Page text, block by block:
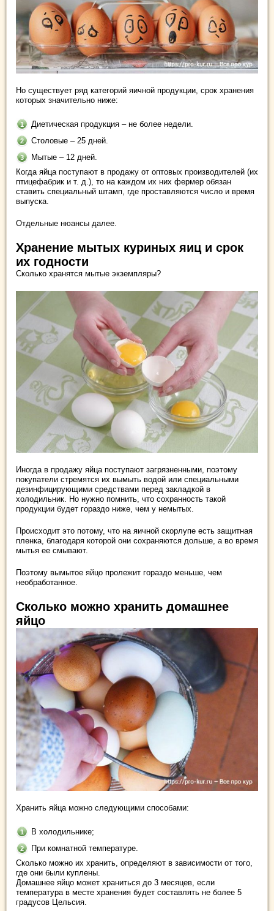
Но существует ряд категорий яичной продукции, срок хранения
которых значительно ниже:
Диетическая продукция – не более недели.
Столовые – 25 дней.
Мытые – 12 дней.
Когда яйца поступают в продажу от оптовых производителей (их
птицефабрик и т. д.), то на каждом их них фермер обязан
ставить специальный штамп, где проставляются число и время
выпуска.
Отдельные нюансы далее.
Хранение мытых куриных яиц и срок
их годности
Сколько хранятся мытые экземпляры?
Иногда в продажу яйца поступают загрязненными, поэтому
покупатели стремятся их вымыть водой или специальными
дезинфицирующими средствами перед закладкой в
холодильник. Но нужно помнить, что сохранность такой
продукции будет гораздо ниже, чем у немытых.
Происходит это потому, что на яичной скорлупе есть защитная
пленка, благодаря которой они сохраняются дольше, а во время
мытья ее смывают.
Поэтому вымытое яйцо пролежит гораздо меньше, чем
необработанное.
Сколько можно хранить домашнее
яйцо
Хранить яйца можно следующими способами:
В холодильнике;
При комнатной температуре.
Сколько можно их хранить, определяют в зависимости от того,
где они были куплены.
Домашнее яйцо может храниться до 3 месяцев, если
температура в месте хранения будет составлять не более 5
градусов Цельсия.